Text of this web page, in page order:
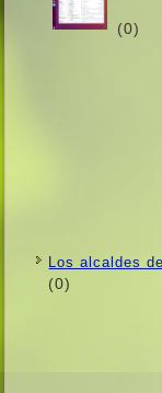
(0)
Los alcaldes
(0)